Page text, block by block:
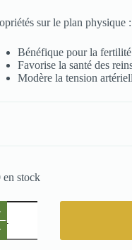
sur le plan physique :
Bénéfique pour la
Favorise la santé des
Modère la tension
en stock